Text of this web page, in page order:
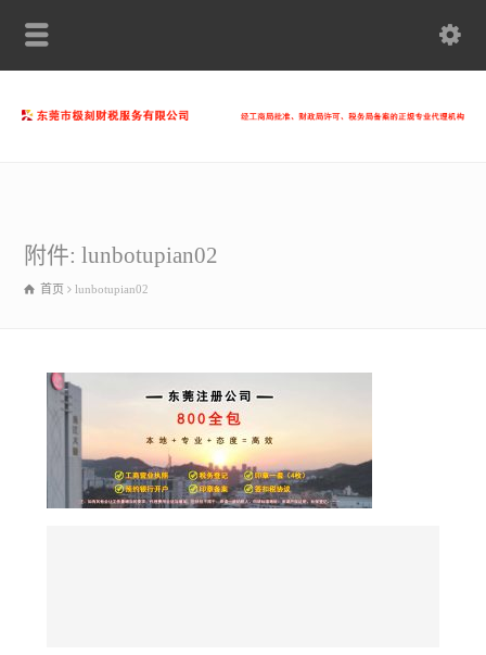
附件: lunbotupian02
首页 lunbotupian02